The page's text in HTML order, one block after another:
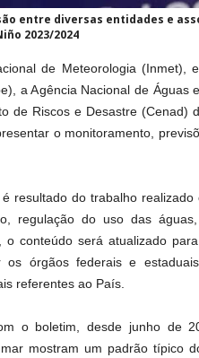
entre diversas entidades e
2023/2024
de Meteorologia (Inmet),
a Agência Nacional de
de Riscos e Desastre (Cenad)
o monitoramento,
resultado do trabalho
regulação do uso das
o conteúdo será atualizado
os órgãos federais e
referentes ao País.
o boletim, desde junho de
mostram um padrão típico